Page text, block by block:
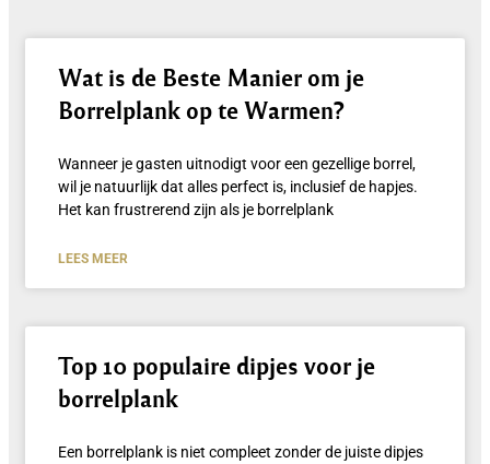
Wat is de Beste Manier om je
Borrelplank op te Warmen?
Wanneer je gasten uitnodigt voor een gezellige borrel,
wil je natuurlijk dat alles perfect is, inclusief de hapjes.
Het kan frustrerend zijn als je borrelplank
LEES MEER
Top 10 populaire dipjes voor je
borrelplank
Een borrelplank is niet compleet zonder de juiste dipjes